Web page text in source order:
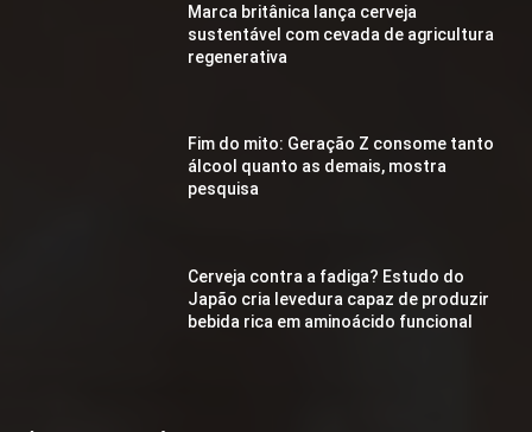
Marca britânica lança cerveja
sustentável com cevada de agricultura
regenerativa
Fim do mito: Geração Z consome tanto
álcool quanto as demais, mostra
pesquisa
Cerveja contra a fadiga? Estudo do
Japão cria levedura capaz de produzir
bebida rica em aminoácido funcional